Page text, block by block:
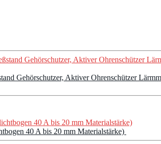
Gehörschutzer, Aktiver Ohrenschützer
40 A bis 20 mm Materialstärke)